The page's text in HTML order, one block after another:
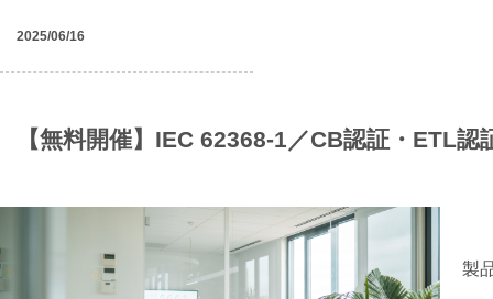
2025/06/16
【無料開催】IEC 62368-1／CB認証・ETL
製